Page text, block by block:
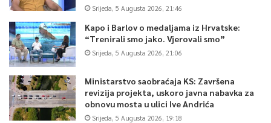
Srijeda, 5 Augusta 2026, 21:46
Kapo i Barlov o medaljama iz Hrvatske:
“Trenirali smo jako. Vjerovali smo”
Srijeda, 5 Augusta 2026, 21:06
Ministarstvo saobraćaja KS: Završena
revizija projekta, uskoro javna nabavka za
obnovu mosta u ulici Ive Andrića
Srijeda, 5 Augusta 2026, 19:18